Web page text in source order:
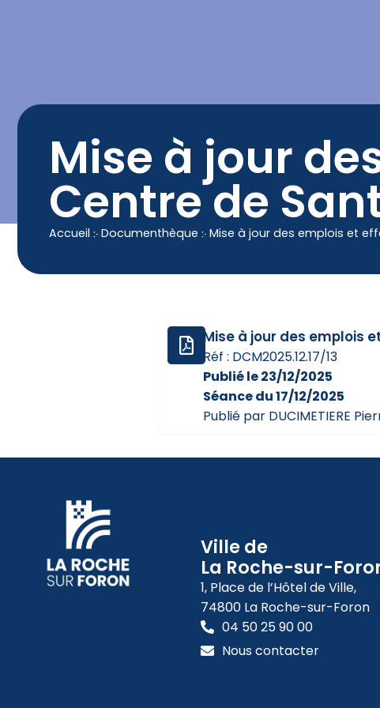
Mise à jour
Centre de
Accueil ჻ Documenthèque ჻ Mise à jour des emplois et
Mise à jour des emplois
Réf : DCM2025.12.17/13
Publié le 23/12/2025
Séance du 17/12/2025
Publié par DUCIMETIERE
Ville de
La Roche-sur-
1, Place de l’Hôtel de Ville,
74800 La Roche-sur-Foron
04 50 25 90 00
Nous contacter